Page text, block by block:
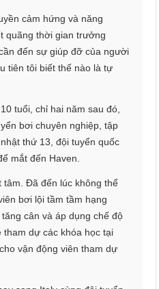
cảm hứng và năng
quãng thời gian trưởng
đến sự giúp đỡ của người
tiên tôi biết thế nào là tự
tuổi, chỉ hai năm sau đó,
bơi chuyên nghiệp, tập
thứ 13, đội tuyển quốc
mắt đến Haven.
tâm. Đã đến lúc không thể
bơi lội tầm tầm hạng
cân và áp dụng chế độ
tham dự các khóa học tại
vận động viên tham dự